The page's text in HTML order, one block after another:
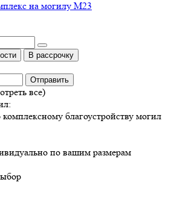
В рассрочку
Отправить
все)
благоустройству могил
по вашим размерам